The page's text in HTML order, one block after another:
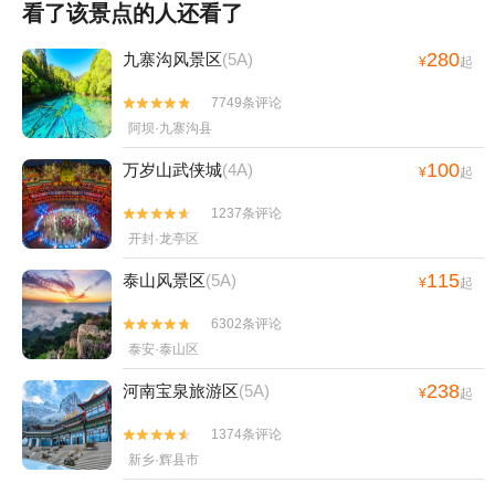
看了该景点的人还看了
九寨沟风景区(5A) ¥280起


7749条评论
阿坝·九寨沟县
万岁山武侠城(4A) ¥100起


1237条评论
开封·龙亭区
泰山风景区(5A) ¥115起


6302条评论
泰安·泰山区
河南宝泉旅游区(5A) ¥238起


1374条评论
新乡·辉县市